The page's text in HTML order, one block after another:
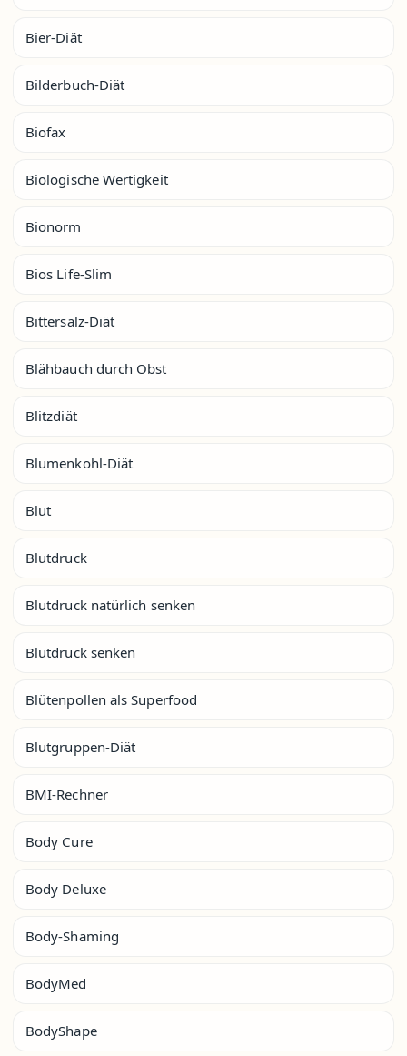
Bier-Diät
Bilderbuch-Diät
Biofax
Biologische Wertigkeit
Bionorm
Bios Life-Slim
Bittersalz-Diät
Blähbauch durch Obst
Blitzdiät
Blumenkohl-Diät
Blut
Blutdruck
Blutdruck natürlich senken
Blutdruck senken
Blütenpollen als Superfood
Blutgruppen-Diät
BMI-Rechner
Body Cure
Body Deluxe
Body-Shaming
BodyMed
BodyShape